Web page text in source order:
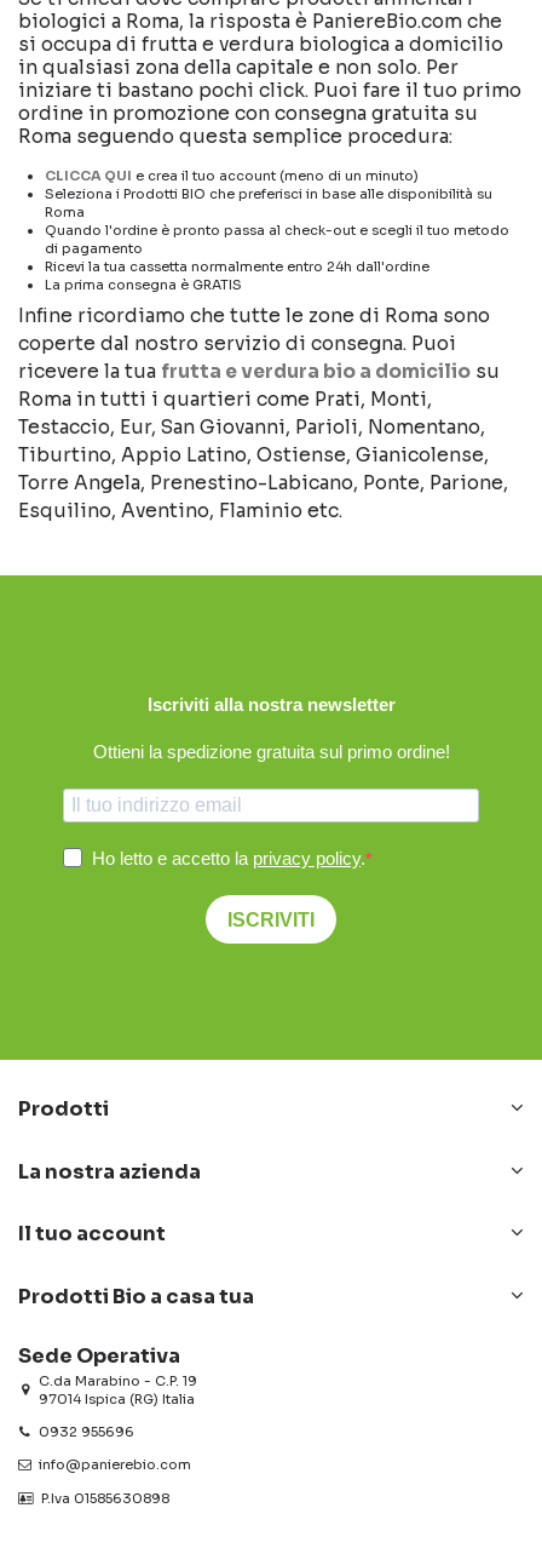
biologici a Roma, la risposta è PaniereBio.com che
si occupa di frutta e verdura biologica a domicilio
in qualsiasi zona della capitale e non solo. Per
iniziare ti bastano pochi click. Puoi fare il tuo primo
ordine in promozione con consegna gratuita su
Roma seguendo questa semplice procedura:
CLICCA QUI e crea il tuo account (meno di un minuto)
Seleziona i Prodotti BIO che preferisci in base alle disponibilità su
Roma
Quando l'ordine è pronto passa al check-out e scegli il tuo metodo
di pagamento
Ricevi la tua cassetta normalmente entro 24h dall'ordine
La prima consegna è GRATIS
Infine ricordiamo che tutte le zone di Roma sono
coperte dal nostro servizio di consegna. Puoi
ricevere la tua frutta e verdura bio a domicilio su
Roma in tutti i quartieri come Prati, Monti,
Testaccio, Eur, San Giovanni, Parioli, Nomentano,
Tiburtino, Appio Latino, Ostiense, Gianicolense,
Torre Angela, Prenestino-Labicano, Ponte, Parione,
Esquilino, Aventino, Flaminio etc.
Iscriviti alla nostra newsletter
Ottieni la spedizione gratuita sul primo ordine!
Ho letto e accetto la privacy policy.
ISCRIVITI
Prodotti
La nostra azienda
Il tuo account
Prodotti Bio a casa tua
Sede Operativa
C.da Marabino - C.P. 19
97014 Ispica (RG) Italia
0932 955696
info@panierebio.com
‎‎‎‎‎ P.Iva 01585630898